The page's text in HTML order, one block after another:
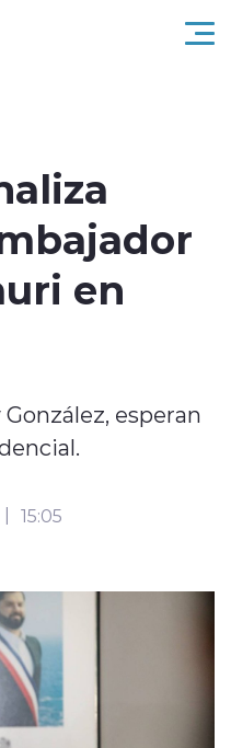
contenido
en
esperan
15:05